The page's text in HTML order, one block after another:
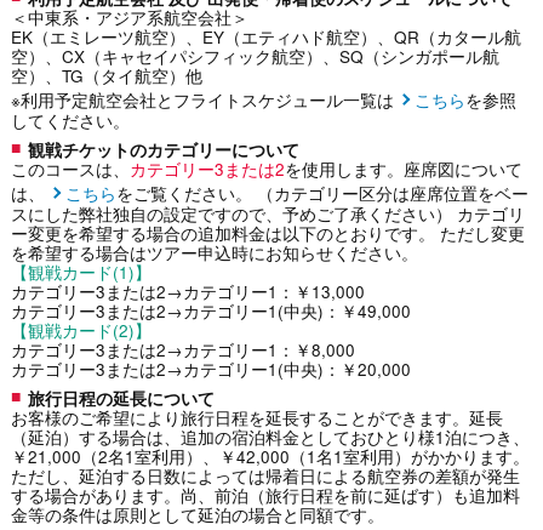
＜中東系・アジア系航空会社＞
EK（エミレーツ航空）、EY（エティハド航空）、QR（カタール航
空）、CX（キャセイパシフィック航空）、SQ（シンガポール航
空）、TG（タイ航空）他
※利用予定航空会社とフライトスケジュール一覧は
こちらを参照
してください。
観戦チケットのカテゴリーについて
このコースは、 カテゴリー3または2を使用します。座席図について
は、
こちらをご覧ください。 （カテゴリー区分は座席位置をベー
スにした弊社独自の設定ですので、予めご了承ください） カテゴリ
ー変更を希望する場合の追加料金は以下のとおりです。 ただし変更
を希望する場合はツアー申込時にお知らせください。
【観戦カード(1)】
カテゴリー3または2→カテゴリー1：￥13,000
カテゴリー3または2→カテゴリー1(中央)：￥49,000
【観戦カード(2)】
カテゴリー3または2→カテゴリー1：￥8,000
カテゴリー3または2→カテゴリー1(中央)：￥20,000
旅行日程の延長について
お客様のご希望により旅行日程を延長することができます。延長
（延泊）する場合は、追加の宿泊料金としておひとり様1泊につき、
￥21,000（2名1室利用）、￥42,000（1名1室利用）がかかります。
ただし、延泊する日数によっては帰着日による航空券の差額が発生
する場合があります。尚、前泊（旅行日程を前に延ばす）も追加料
金等の条件は原則として延泊の場合と同額です。